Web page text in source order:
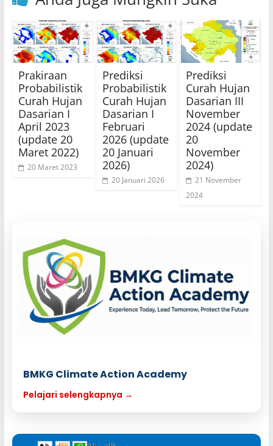
Prakiraan
Probabilistik
Curah Hujan
Dasarian I
April 2023
(update 20
Maret 2022)
20 Maret 2023
Prediksi
Probabilistik
Curah Hujan
Dasarian I
Februari
2026 (update
20 Januari
2026)
20 Januari 2026
Prediksi
Curah Hujan
Dasarian III
November
2024 (update
20
November
2024)
21 November
2024
BMKG Climate Action Academy
Pelajari selengkapnya →